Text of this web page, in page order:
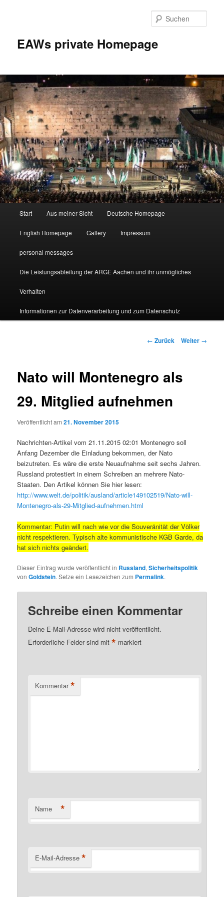
EAWs private Homepage
Start Aus meiner Sicht Deutsche Homepage
English Homepage Gallery Impressum
personal messages
Die Leistungsabteilung der ARGE Aachen und ihr unmögliches
Verhalten
Informationen zur Datenverarbeitung und zum Datenschutz
Beitragsnavigation
← Zurück Weiter →
Nato will Montenegro als
29. Mitglied aufnehmen
Veröffentlicht am21. November 2015
Nachrichten-Artikel vom 21.11.2015 02:01 Montenegro soll
Anfang Dezember die Einladung bekommen, der Nato
beizutreten. Es wäre die erste Neuaufnahme seit sechs Jahren.
Russland protestiert in einem Schreiben an mehrere Nato-
Staaten. Den Artikel können Sie hier lesen:
http://www.welt.de/politik/ausland/article149102519/Nato-will-
Montenegro-als-29-Mitglied-aufnehmen.html
Kommentar: Putin will nach wie vor die Souveränität der Völker
nicht respektieren. Typisch alte kommunistische KGB Garde, da
hat sich nichts geändert.
Dieser Eintrag wurde veröffentlicht in Russland,Sicherheitspolitik
vonGoldstein. Setze ein Lesezeichen zum Permalink.
Schreibe einen Kommentar
Deine E-Mail-Adresse wird nicht veröffentlicht.
Erforderliche Felder sind mit* markiert
Kommentar *
Name *
E-Mail-Adresse *